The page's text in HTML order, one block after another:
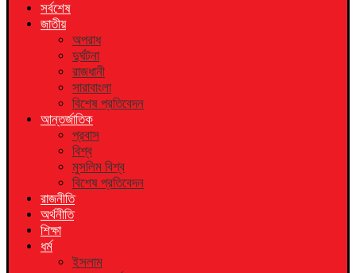
সর্বশেষ
জাতীয়
অপরাধ
দুর্ঘটনা
রাজধানী
সারাবাংলা
বিশেষ প্রতিবেদন
আন্তর্জাতিক
প্রবাস
বিশ্ব
মুসলিম বিশ্ব
বিশেষ প্রতিবেদন
রাজনীতি
অর্থনীতি
শিক্ষা
ধর্ম
ইসলাম